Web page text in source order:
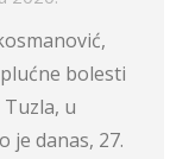
bolesti
u
je danas, 27.